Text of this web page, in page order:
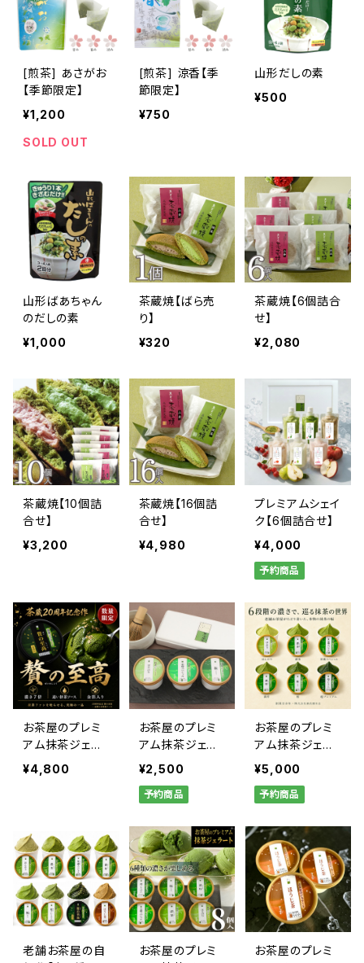
[煎茶] あさがお
【季節限定】
¥1,200
SOLD OUT
[煎茶] 涼香【季
節限定】
¥750
山形だしの素
¥500
山形ばあちゃん
のだしの素
¥1,000
茶蔵焼【ばら売
り】
¥320
茶蔵焼【6個詰合
せ】
¥2,080
茶蔵焼【10個詰
合せ】
¥3,200
茶蔵焼【16個詰
合せ】
¥4,980
プレミアムシェイ
ク【6個詰合せ】
¥4,000
予約商品
お茶屋のプレミ
アム抹茶ジェラ
ート【贅の至高】
3個詰合せ
¥4,800
お茶屋のプレミ
アム抹茶ジェラ
ート【3個詰合
せ】
¥2,500
予約商品
お茶屋のプレミ
アム抹茶ジェラ
ート【6個詰合
せ】
¥5,000
予約商品
老舗お茶屋の自
お茶屋のプレミ
お茶屋のプレミ